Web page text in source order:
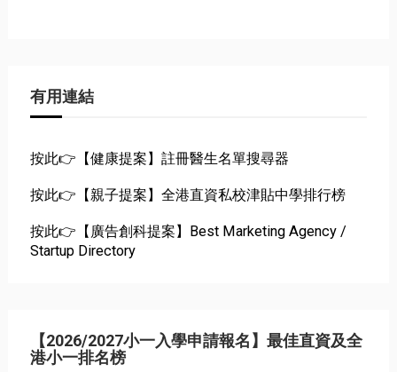
有用連結
按此👉【健康提案】註冊醫生名單搜尋器
按此👉【親子提案】全港直資私校津貼中學排行榜
按此👉【廣告創科提案】Best Marketing Agency /
Startup Directory
【2026/2027小一入學申請報名】最佳直資及全
港小一排名榜